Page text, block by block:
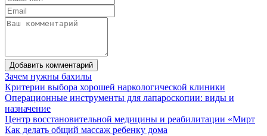
Добавить комментарий
Зачем нужны бахилы
Критерии выбора хорошей наркологической клиники
Операционные инструменты для лапароскопии: виды и
назначение
Центр восстановительной медицины и реабилитации «Мирт
Как делать общий массаж ребенку дома